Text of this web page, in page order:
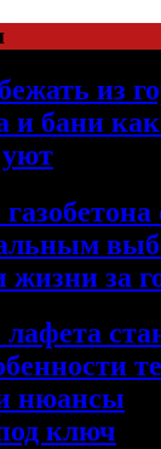
из
и бани как
уют
жизни за
нюансы
ключ